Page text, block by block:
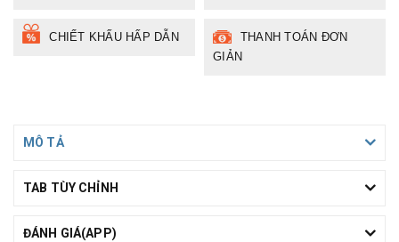
CHIẾT KHẤU HẤP DẪN
THANH TOÁN ĐƠN
GIẢN
MÔ TẢ
TAB TÙY CHỈNH
ĐÁNH GIÁ(APP)